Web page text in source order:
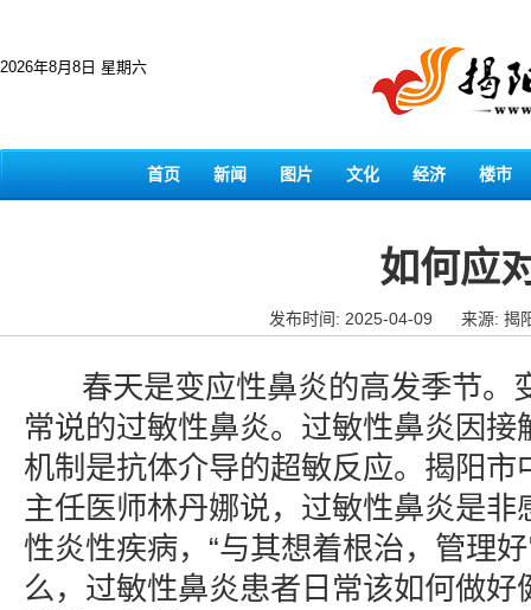
2026年8月8日 星期六
首页 新闻 图片 文化 经济 楼市
如何应
发布时间: 2025-04-09 来源: 揭
春天是变应性鼻炎的高发季节。
常说的过敏性鼻炎。过敏性鼻炎因接
机制是抗体介导的超敏反应。揭阳市
主任医师林丹娜说，过敏性鼻炎是非
性炎性疾病，“与其想着根治，管理
么，过敏性鼻炎患者日常该如何做好